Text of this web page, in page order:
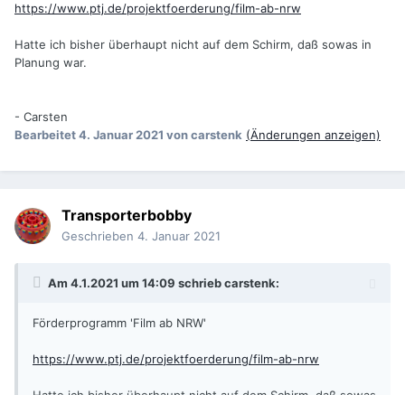
https://www.ptj.de/projektfoerderung/film-ab-nrw
Hatte ich bisher überhaupt nicht auf dem Schirm, daß sowas in
Planung war.
- Carsten
Bearbeitet4. Januar 2021 von carstenk (Änderungen anzeigen)
Transporterbobby
Geschrieben 4. Januar 2021
Am 4.1.2021 um 14:09 schriebcarstenk:
Förderprogramm 'Film ab NRW'
https://www.ptj.de/projektfoerderung/film-ab-nrw